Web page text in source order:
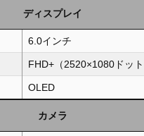
ディスプレイ
6.0インチ
FHD+（2520×1080ドット
OLED
カメラ